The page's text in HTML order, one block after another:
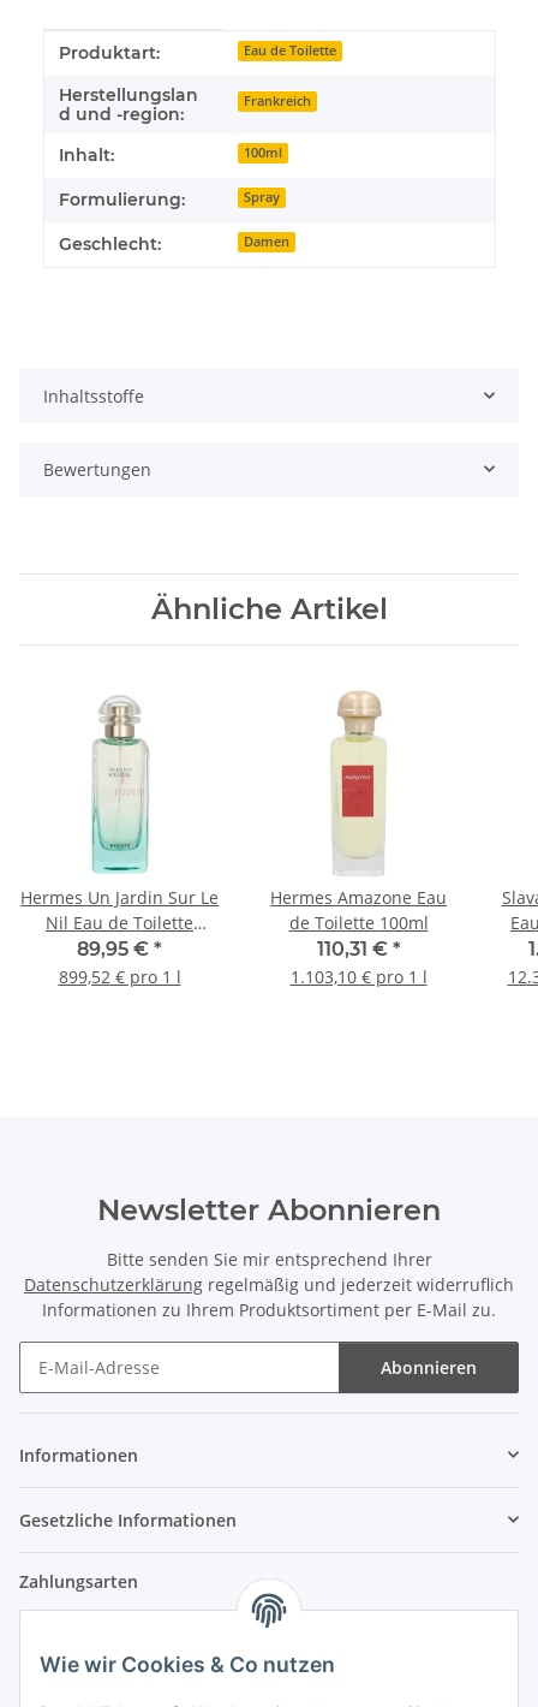
Wie wir Cookies & Co nutzen
Produkteigenschaft
Wert
Produktart: Eau de Toilette
Herstellungslan
d und -region:
Frankreich
Inhalt: 100ml
Formulierung: Spray
Geschlecht: Damen
Inhaltsstoffe
Bewertungen
Ähnliche Artikel
Hermes Un Jardin Sur Le
Nil Eau de Toilette
100ml
89,95 € *
899,52 € pro 1 l
Hermes Amazone Eau
de Toilette 100ml
110,31 € *
1.103,10 € pro 1 l
Newsletter Abonnieren
Bitte senden Sie mir entsprechend Ihrer
Datenschutzerklärung regelmäßig und jederzeit widerruflich
Informationen zu Ihrem Produktsortiment per E-Mail zu.
Abonnieren
Informationen
Gesetzliche Informationen
Zahlungsarten
Versandpartner